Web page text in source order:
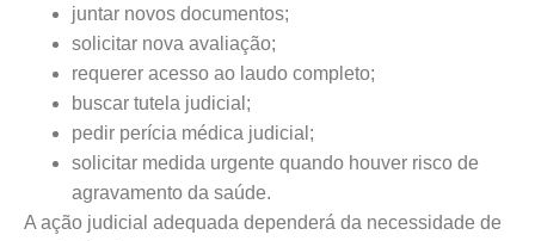
juntar novos documentos;
solicitar nova avaliação;
requerer acesso ao laudo completo;
buscar tutela judicial;
pedir perícia médica judicial;
solicitar medida urgente quando houver risco de
agravamento da saúde.
A ação judicial adequada dependerá da necessidade de